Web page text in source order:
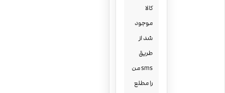
کالا
موجود
شد از
طریق
sms من
را مطلع